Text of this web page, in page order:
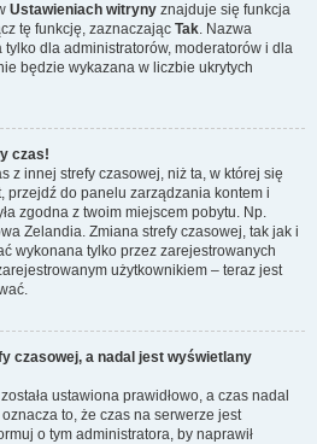
Ustawieniach witryny znajduje się funkcja
tę funkcję, zaznaczając Tak. Nazwa
dla administratorów, moderatorów i dla
będzie wykazana w liczbie ukrytych
czas!
z innej strefy czasowej, niż ta, w której się
przejdź do panelu zarządzania kontem i
zgodna z twoim miejscem pobytu. Np.
Zelandia. Zmiana strefy czasowej, tak jak i
wykonana tylko przez zarejestrowanych
użytkownikiem – teraz jest
czasowej, a nadal jest wyświetlany
ustawiona prawidłowo, a czas nadal
to, że czas na serwerze jest
o tym administratora, by naprawił